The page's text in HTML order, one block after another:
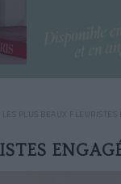
LES PLUS BEAUX